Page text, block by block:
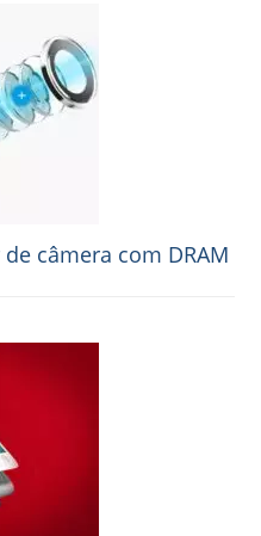
câmera com DRAM